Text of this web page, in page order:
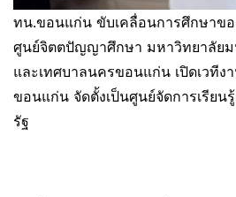
ทน.ขอนแก่น ขับเคลื่อนการศึกษาขอ
ศูนย์จิตตปัญญาศึกษา มหาวิทยาลัย
และเทศบาลนครขอนแก่น เปิดเวทีง
ขอนแก่น จัดตั้งเป็นศูนย์จัดการเรียน
รัฐ